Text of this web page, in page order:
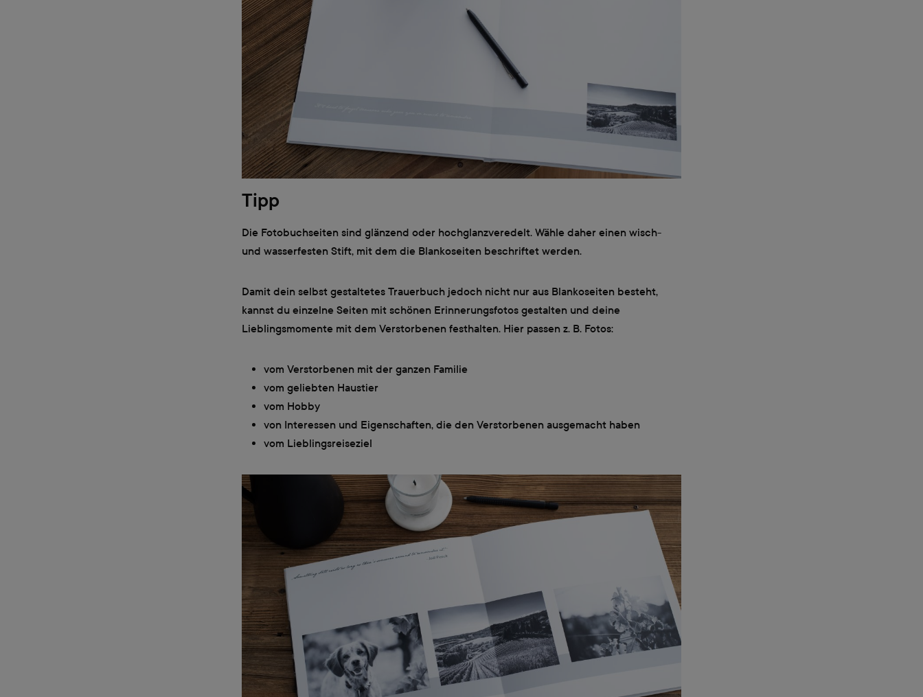
Tipp
Die Fotobuchseiten sind glänzend oder hochglanzveredelt. Wähle daher einen wisch-
und wasserfesten Stift, mit dem die Blankoseiten beschriftet werden.
Damit dein selbst gestaltetes Trauerbuch jedoch nicht nur aus Blankoseiten besteht,
kannst du einzelne Seiten mit schönen Erinnerungsfotos gestalten und deine
Lieblingsmomente mit dem Verstorbenen festhalten. Hier passen z. B. Fotos:
vom Verstorbenen mit der ganzen Familie
vom geliebten Haustier
vom Hobby
von Interessen und Eigenschaften, die den Verstorbenen ausgemacht haben
vom Lieblingsreiseziel